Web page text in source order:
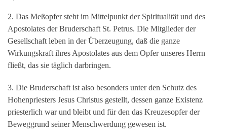
2. Das Meßopfer steht im Mittelpunkt der Spiritualität und des
Apostolates der Bruderschaft St. Petrus. Die Mitglieder der
Gesellschaft leben in der Überzeugung, daß die ganze
Wirkungskraft ihres Apostolates aus dem Opfer unseres Herrn
fließt, das sie täglich darbringen.
3. Die Bruderschaft ist also besonders unter den Schutz des
Hohenpriesters Jesus Christus gestellt, dessen ganze Existenz
priesterlich war und bleibt und für den das Kreuzesopfer der
Beweggrund seiner Menschwerdung gewesen ist.